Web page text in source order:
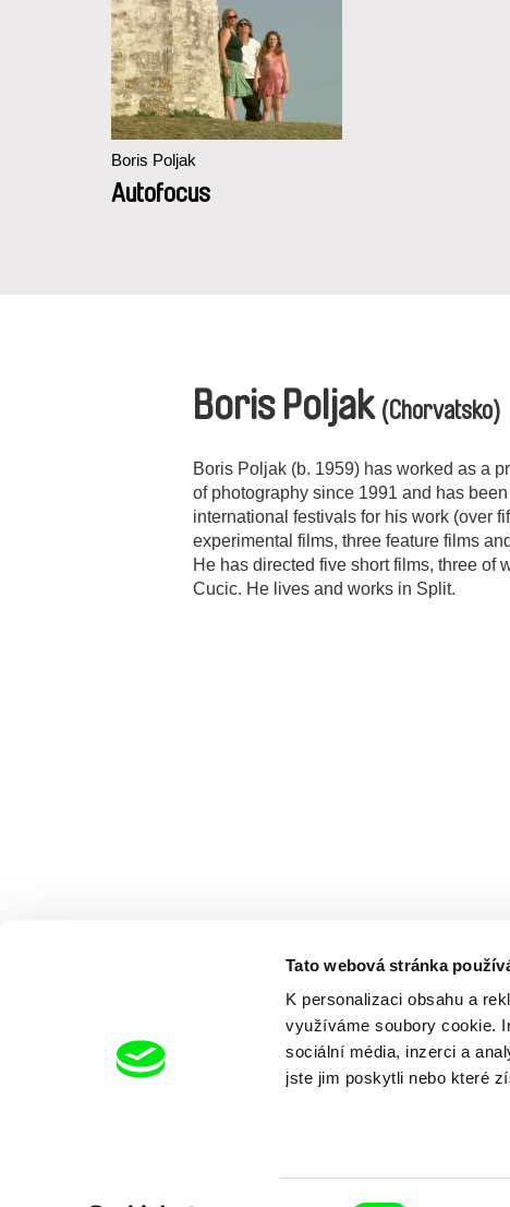
Tato webová stránka
K personalizaci obsahu a
využíváme soubory cookie.
sociální média, inzerci a
jste jim poskytli nebo které
Boris Poljak
Autofocus
Boris Poljak (Chorvatsko)
Boris Poljak (b. 1959) has worked as a
of photography since 1991 and has
international festivals for his work (over
experimental films, three feature films
He has directed five short films, three of
Cucic. He lives and works in Split.